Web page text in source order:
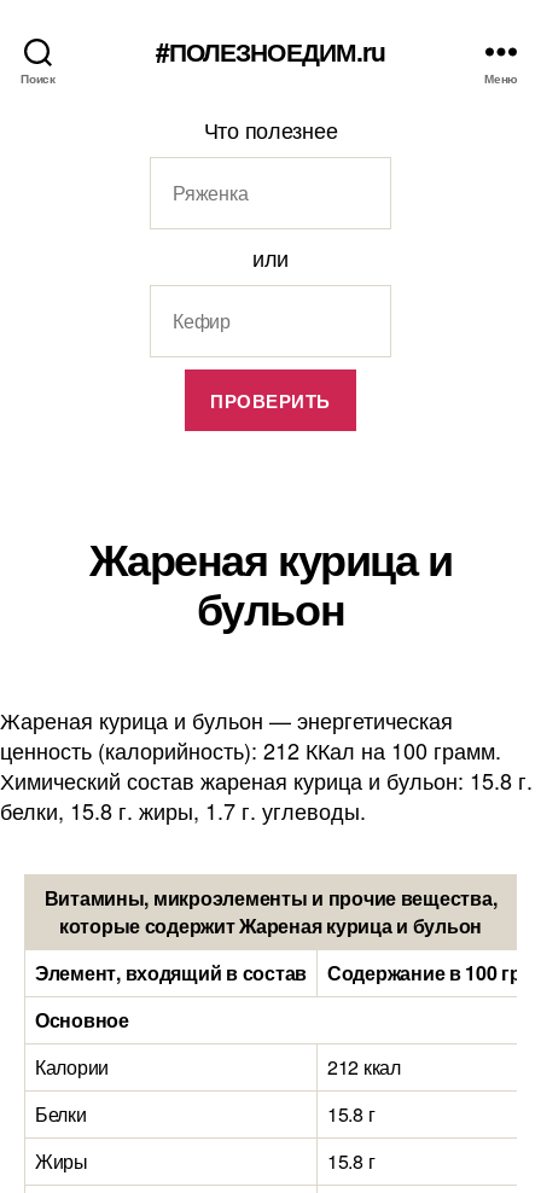
Поиск
#ПОЛЕЗНОЕДИМ.ru
Меню
Что полезнее
или
Жареная курица и
бульон
Жареная курица и бульон — энергетическая
ценность (калорийность): 212 ККал на 100 грамм.
Химический состав жареная курица и бульон: 15.8 г.
белки, 15.8 г. жиры, 1.7 г. углеводы.
Витамины, микроэлементы и прочие вещества,
которые содержит Жареная курица и бульон
Элемент, входящий в состав
Содержание в 100
Основное
Калории
212 ккал
Белки
15.8 г
Жиры
15.8 г